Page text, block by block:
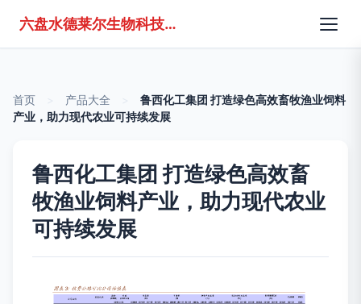
六盘水德莱尔生物科技有限公司
首页 产品大全
鲁西化工集团 打造绿色高效畜牧渔业饲料
产业，助力现代农业可持续发展
鲁西化工集团 打造绿色高效畜
牧渔业饲料产业，助力现代农业
可持续发展